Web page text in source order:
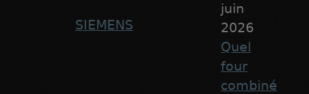
SIEMENS
juin
2026
Quel
four
combiné